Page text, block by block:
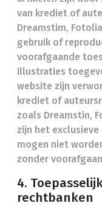
van krediet of
Dreamstim,
gebruik of
voorafgaande
Illustraties
website zijn
krediet of
zoals Dreamstin,
zijn het
mogen niet
zonder
4.
rechtbanken